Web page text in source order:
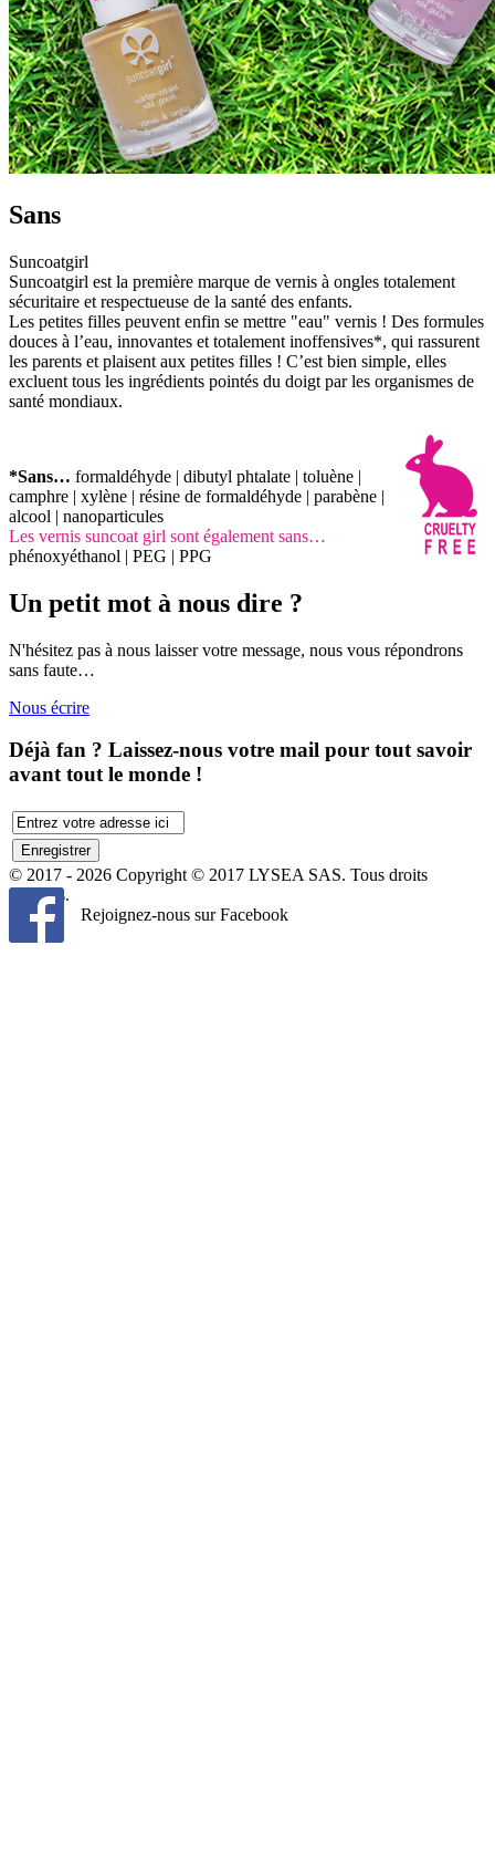
Sans
Suncoatgirl
Suncoatgirl est la première marque de vernis à ongles totalement
sécuritaire et respectueuse de la santé des enfants.
Les petites filles peuvent enfin se mettre "eau" vernis ! Des formules
douces à l’eau, innovantes et totalement inoffensives*, qui rassurent
les parents et plaisent aux petites filles ! C’est bien simple, elles
excluent tous les ingrédients pointés du doigt par les organismes de
santé mondiaux.
*Sans… formaldéhyde | dibutyl phtalate | toluène |
camphre | xylène | résine de formaldéhyde | parabène |
alcool | nanoparticules
Les vernis suncoat girl sont également sans…
phénoxyéthanol | PEG | PPG
Un petit mot à nous dire ?
N'hésitez pas à nous laisser votre message, nous vous répondrons
sans faute…
Nous écrire
Déjà fan ? Laissez-nous votre mail pour tout savoir
avant tout le monde !
© 2017 - 2026 Copyright © 2017 LYSEA SAS. Tous droits
réservés.
Rejoignez-nous sur Facebook